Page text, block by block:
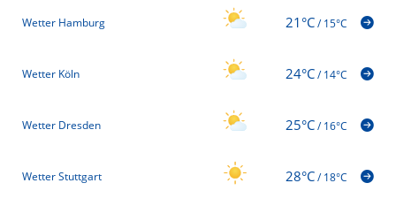
Wetter Hamburg 21°C/15°C
Wetter Köln 24°C/14°C
Wetter Dresden 25°C/16°C
Wetter Stuttgart 28°C/18°C